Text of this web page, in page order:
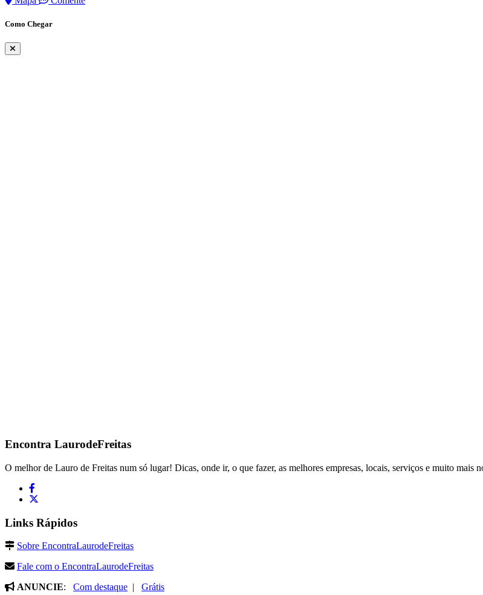
Como Chegar
Encontra LaurodeFreitas
O melhor de Lauro de Freitas num só lugar! Dicas, onde ir, o que fazer, as melhores empresas, locais, serviços e muito mais
Links Rápidos
Sobre EncontraLaurodeFreitas
Fale com o EncontraLaurodeFreitas
ANUNCIE: Com destaque | Grátis